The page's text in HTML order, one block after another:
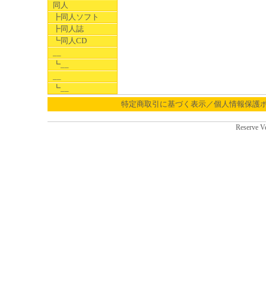
同人
┣同人ソフト
┣同人誌
┗同人CD
┗__
┗__
特定商取引に基づく表示／個人情報保護
Reserve